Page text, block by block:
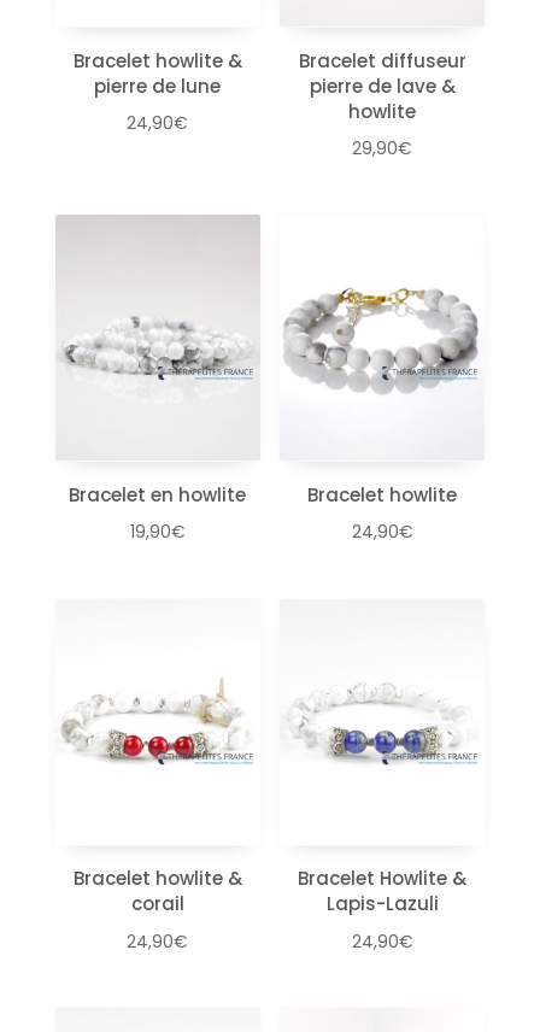
Bracelet howlite &
pierre de lune
24,90€
Bracelet diffuseur
pierre de lave &
howlite
29,90€
Bracelet en howlite
19,90€
Bracelet howlite
24,90€
Bracelet howlite &
corail
24,90€
Bracelet Howlite &
Lapis-Lazuli
24,90€